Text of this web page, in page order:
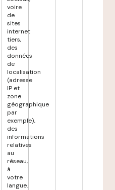
voire
de
sites
internet
tiers,
des
données
de
localisation
(adresse
IP et
zone
géographique
par
exemple),
des
informations
relatives
au
réseau,
à
votre
langue.